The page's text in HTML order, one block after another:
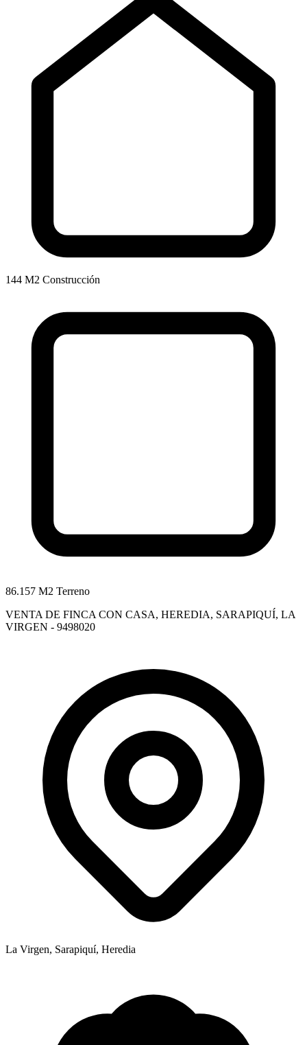
144 M2 Construcción
86.157 M2 Terreno
VENTA DE FINCA CON CASA, HEREDIA, SARAPIQUÍ, LA
VIRGEN - 9498020
La Virgen, Sarapiquí, Heredia